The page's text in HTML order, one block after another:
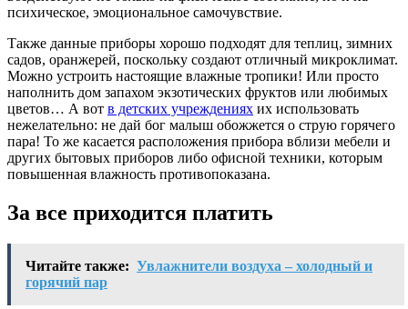
психическое, эмоциональное самочувствие.
Также данные приборы хорошо подходят для теплиц, зимних
садов, оранжерей, поскольку создают отличный микроклимат.
Можно устроить настоящие влажные тропики! Или просто
наполнить дом запахом экзотических фруктов или любимых
цветов… А вот в детских учреждениях их использовать
нежелательно: не дай бог малыш обожжется о струю горячего
пара! То же касается расположения прибора вблизи мебели и
других бытовых приборов либо офисной техники, которым
повышенная влажность противопоказана.
За все приходится платить
Читайте также: Увлажнители воздуха – холодный и
горячий пар